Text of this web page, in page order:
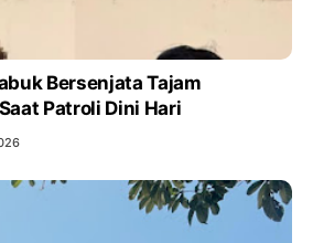
Bersenjata Tajam
Patroli Dini Hari